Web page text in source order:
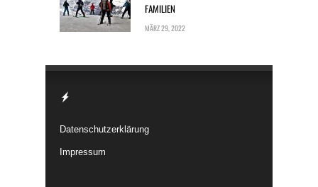
FAMILIEN
MÄRZ 29, 2022
Datenschutzerklärung
Impressum